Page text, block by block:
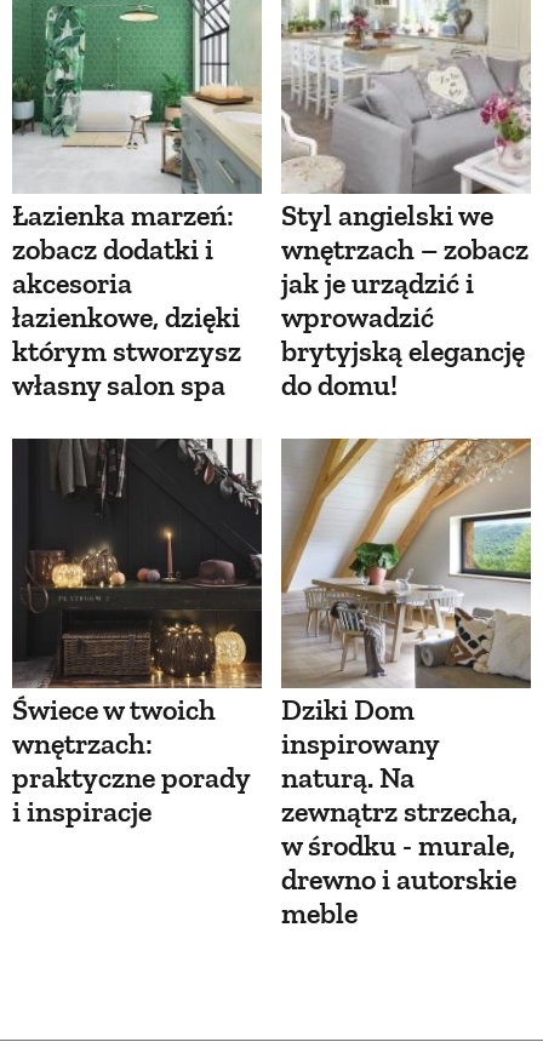
Łazienka marzeń:
zobacz dodatki i
akcesoria
łazienkowe, dzięki
którym stworzysz
własny salon spa
Styl angielski we
wnętrzach – zobacz
jak je urządzić i
wprowadzić
brytyjską elegancję
do domu!
Świece w twoich
wnętrzach:
praktyczne porady
i inspiracje
Dziki Dom
inspirowany
naturą. Na
zewnątrz strzecha,
w środku - murale,
drewno i autorskie
meble